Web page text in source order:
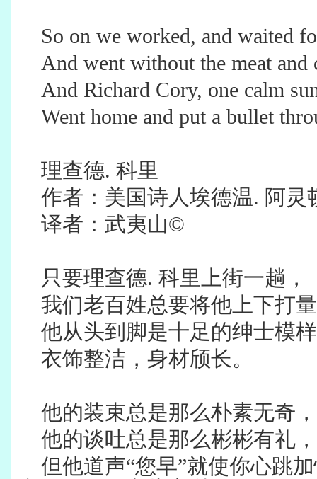
So on we worked, and waited
And went without the meat and
And Richard Cory, one calm
Went home and put a bullet
理查德. 科里
作者：美国诗人埃德温. 阿灵
译者：武夷山©
只要理查德. 科里上街一趟，
我们老百姓总要将他上下打
他从头到脚是十足的绅士模
衣饰整洁，身材颀长。
他的装束总是那么朴素无奇，
他的谈吐总是那么彬彬有礼，
但他道声“您早”就使你心跳